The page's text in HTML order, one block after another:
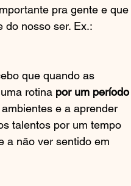
pra gente e que
do nosso ser. Ex.:
que quando as
rotina por um período
e a aprender
talentos por um tempo
a não ver sentido em